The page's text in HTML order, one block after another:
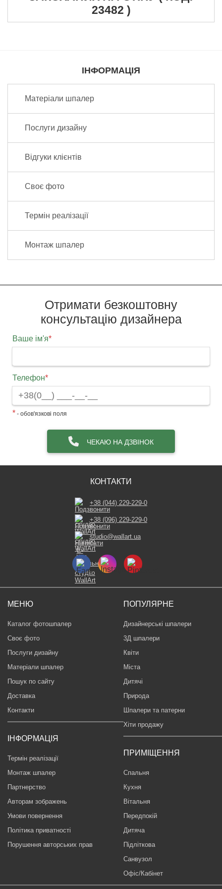
Надіслати відгук
23482 )
ІНФОРМАЦІЯ
Матеріали шпалер
Послуги дизайну
Відгуки клієнтів
Своє фото
Термін реалізації
Монтаж шпалер
Отримати безкоштовну
консультацію дизайнера
Ваше ім'я*
Телефон*
* - обов'язкові поля
ЧЕКАЮ НА ДЗВІНОК
МЕНЮ
Каталог фотошпалер
Своє фото
Послуги дизайну
Матеріали шпалер
Пошук по сайту
Доставка
Контакти
ІНФОРМАЦІЯ
Термін реалізації
Монтаж шпалер
Партнерство
Авторам зображень
Умови повернення
Політика приватності
Порушення авторських прав
ПОПУЛЯРНЕ
Дизайнерські шпалери
3Д шпалери
Квіти
Міста
Дитячі
Природа
Шпалери та патерни
Хіти продажу
ПРИМІЩЕННЯ
Спальня
Кухня
Вітальня
Передпокій
Дитяча
Підліткова
Санвузол
Офіс/Кабінет
КОНТАКТИ
+38 (044) 229-229-0
+38 (096) 229-229-0
studio@wallart.ua